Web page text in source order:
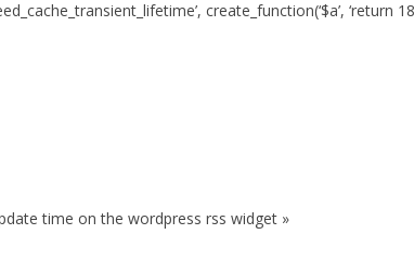
create_function(‘$a’, ‘return
time on the wordpress rss widget »